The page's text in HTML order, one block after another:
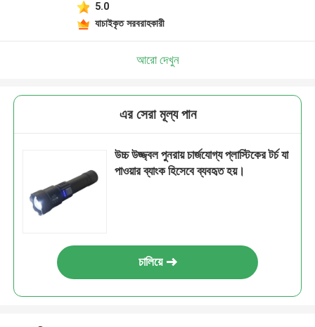
5.0
যাচাইকৃত সরবরাহকারী
আরো দেখুন
এর সেরা মূল্য পান
উচ্চ উজ্জ্বল পুনরায় চার্জযোগ্য প্লাস্টিকের টর্চ যা
পাওয়ার ব্যাংক হিসেবে ব্যবহৃত হয়।
চালিয়ে